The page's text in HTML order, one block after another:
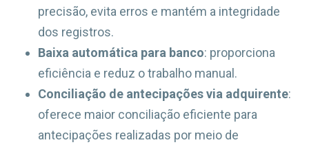
precisão, evita erros e mantém a integridade
dos registros.
Baixa automática para banco: proporciona
eficiência e reduz o trabalho manual.
Conciliação de antecipações via adquirente:
oferece maior conciliação eficiente para
antecipações realizadas por meio de